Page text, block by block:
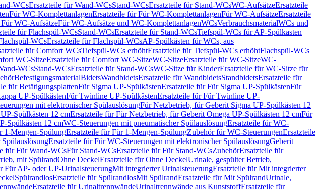
WCsErsatzteile für Wand-WCsStand-WCsErsatzteile für Stand-WCsWC-AufsätzeErsatzteile
Für WC-KomplettanlagenErsatzteile für Für WC-KomplettanlagenFür WC-AufsätzeErsatzteile
WC-AufsätzeFür WC-Aufsätze und WC-KomplettanlagenWCsVerbrauchsmaterialWCs und
für Flachspül-WCsStand-WCsErsatzteile für Stand-WCsTiefspül-WCs für AP-Spülkasten
WCsErsatzteile für Flachspül-WCsAP-Spülkästen für WCs, aus
für Comfort WCsTiefspül-WCs erhöhtErsatzteile für Tiefspül-WCs erhöhtFlachspül-WCs
WC-SitzeErsatzteile für Comfort WC-SitzeWC-SitzeErsatzteile für WC-SitzeWC-
WCsStand-WCsErsatzteile für Stand-WCsWC-Sitze für KinderErsatzteile für WC-Sitze für
BefestigungsmaterialBidetsWandbidetsErsatzteile für WandbidetsStandbidetsErsatzteile für
für BetätigungsplattenFür Sigma UP-SpülkästenErsatzteile für Für Sigma UP-SpülkästenFür
UP-SpülkästenFür Twinline UP-SpülkästenErsatzteile für Für Twinline UP-
mit elektronischer SpülauslösungFür Netzbetrieb, für Geberit Sigma UP-Spülkästen 12
Spülkästen 12 cmErsatzteile für Für Netzbetrieb, für Geberit Omega UP-Spülkästen 12 cmFür
Spülkästen 12 cmWC-Steuerungen mit pneumatischer SpülauslösungErsatzteile für WC-
1-Mengen-SpülungErsatzteile für Für 1-Mengen-SpülungZubehör für WC-SteuerungenErsatzteile
Ersatzteile für Für WC-Steuerungen mit elektronischer SpülauslösungGeberit
für Für Wand-WCsFür Stand-WCsErsatzteile für Für Stand-WCsZubehörErsatzteile für
mit SpülrandOhne DeckelErsatzteile für Ohne DeckelUrinale, gespülter Betrieb,
Für AP- oder UP-UrinalsteuerungMit integrierter UrinalsteuerungErsatzteile für Mit integrierter
SpülrandlosErsatzteile für SpülrandlosMit SpülrandErsatzteile für Mit SpülrandUrinale,
Ersatzteile für UrinaltrennwändeUrinaltrennwände aus KunststoffErsatzteile für